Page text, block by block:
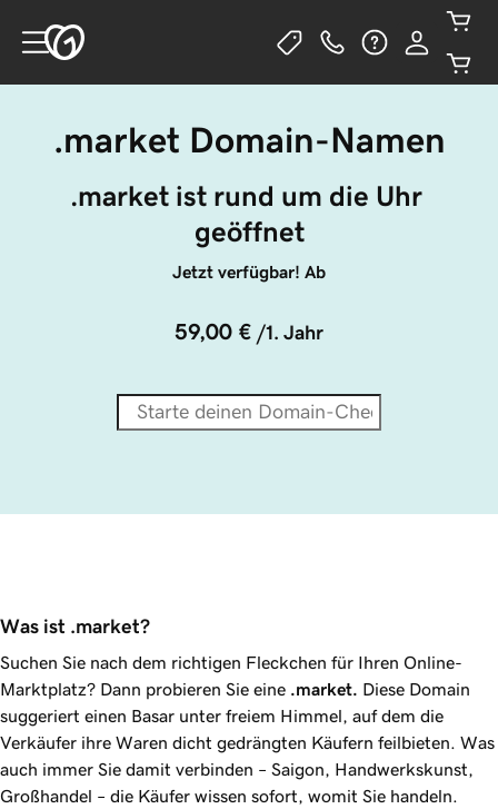
.market Domain-Namen
.market ist rund um die Uhr
geöffnet
Jetzt verfügbar! Ab
59,00 € /1. Jahr
Was ist .market?
Suchen Sie nach dem richtigen Fleckchen für Ihren Online-
Marktplatz? Dann probieren Sie eine .market. Diese Domain
suggeriert einen Basar unter freiem Himmel, auf dem die
Verkäufer ihre Waren dicht gedrängten Käufern feilbieten. Was
auch immer Sie damit verbinden – Saigon, Handwerkskunst,
Großhandel – die Käufer wissen sofort, womit Sie handeln.